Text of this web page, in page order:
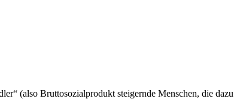
(also Bruttosozialprodukt steigernde Menschen, die dazu